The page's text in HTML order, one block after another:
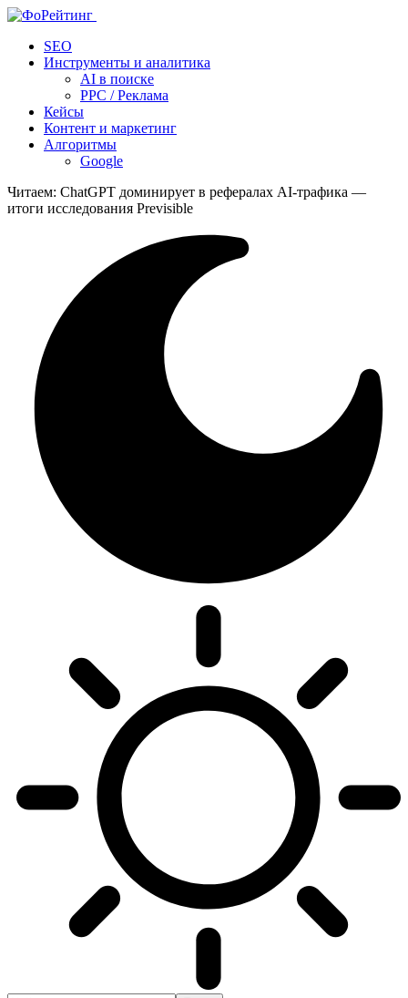
SEO
Инструменты и аналитика
AI в поиске
PPC / Реклама
Кейсы
Контент и маркетинг
Алгоритмы
Google
Читаем: ChatGPT доминирует в рефералах AI‑трафика —
итоги исследования Previsible